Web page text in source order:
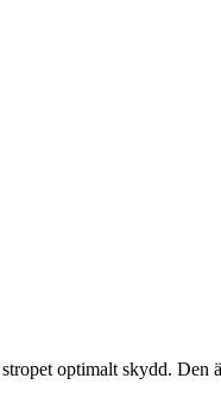
optimalt skydd.